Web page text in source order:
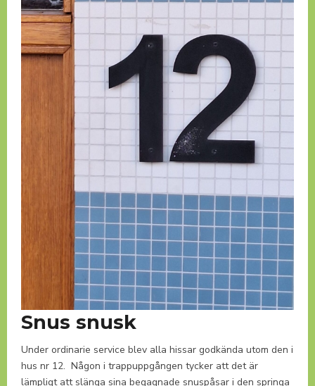
Snus snusk
Under ordinarie service blev alla hissar godkända utom den i
hus nr 12. Någon i trappuppgången tycker att det är
lämpligt att slänga sina begagnade snuspåsar i den springa